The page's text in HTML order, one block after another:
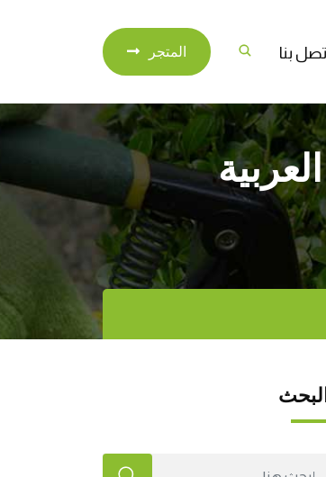
بنا المتجر
البحث